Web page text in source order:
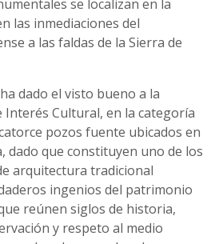
se localizan en la
las inmediaciones del
a las faldas de la Sierra de
dado el visto bueno a la
Interés Cultural, en la categoría
pozos fuente ubicados en
dado que constituyen uno de los
arquitectura tradicional
ingenios del patrimonio
reúnen siglos de historia,
y respeto al medio